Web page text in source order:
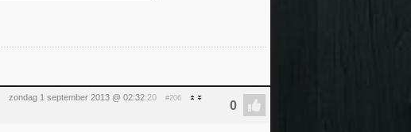
zondag 1 september 2013 @ 02:32:20 #206